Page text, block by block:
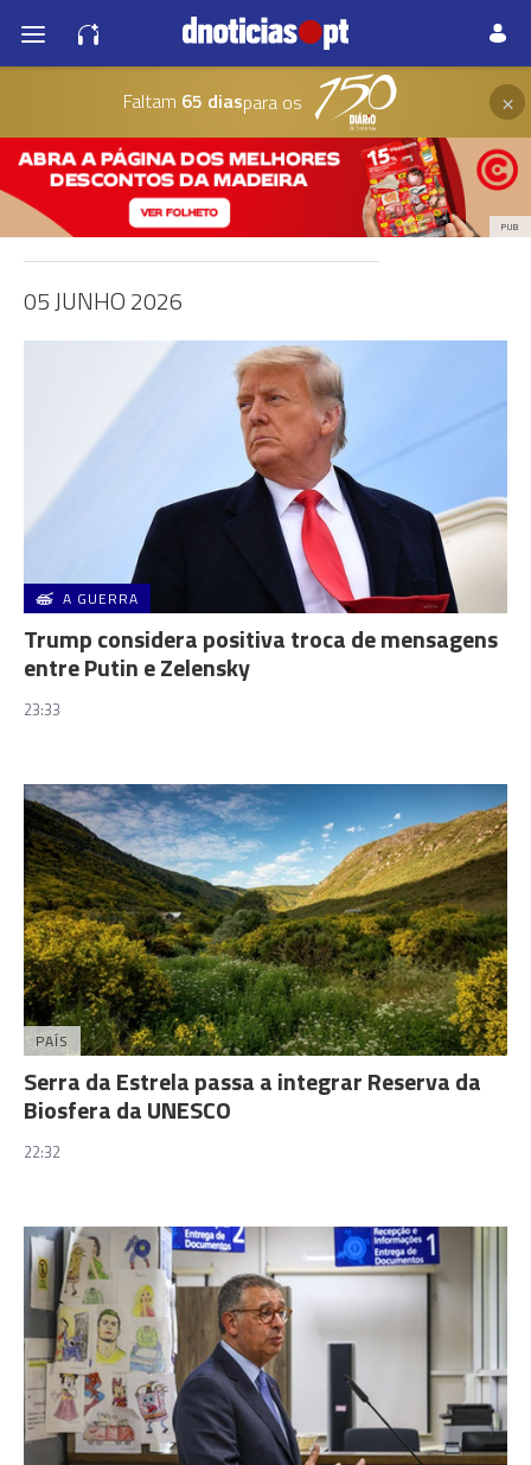
Faltam 65 diaspara os ×
PUB
05 JUNHO 2026
A GUERRA
Trump considera positiva troca de mensagens
entre Putin e Zelensky
23:33
PAÍS
Serra da Estrela passa a integrar Reserva da
Biosfera da UNESCO
22:32